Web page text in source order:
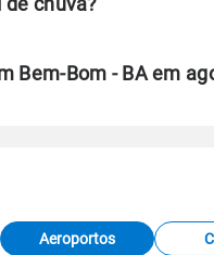
Bem-Bom - BA em
(CPTEC).
Aeroportos